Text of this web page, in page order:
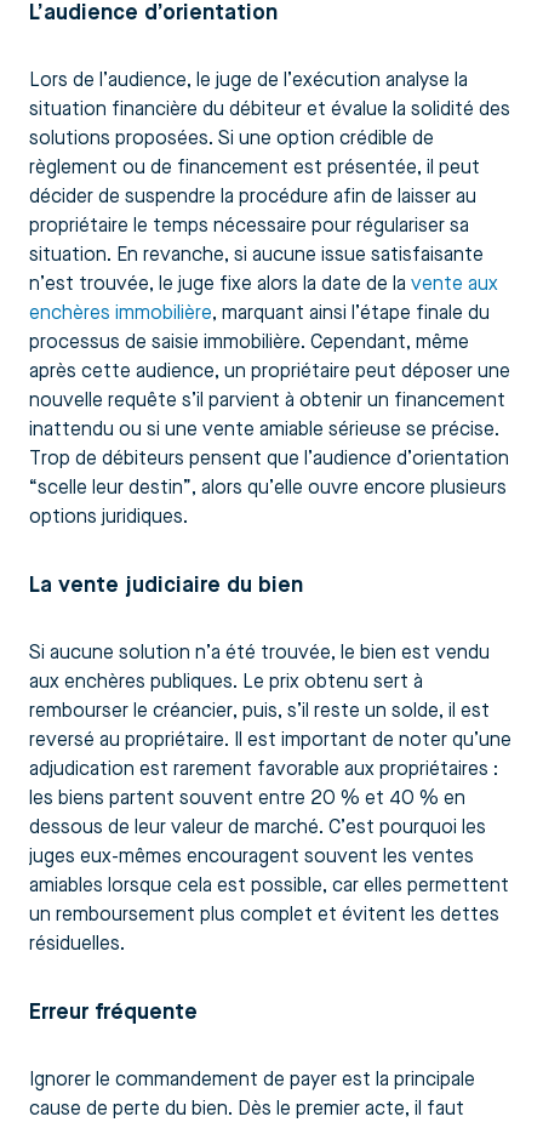
L’audience d’orientation
Lors de l’audience, le juge de l’exécution analyse la
situation financière du débiteur et évalue la solidité des
solutions proposées. Si une option crédible de
règlement ou de financement est présentée, il peut
décider de suspendre la procédure afin de laisser au
propriétaire le temps nécessaire pour régulariser sa
situation. En revanche, si aucune issue satisfaisante
n’est trouvée, le juge fixe alors la date de la vente aux
enchères immobilière, marquant ainsi l’étape finale du
processus de saisie immobilière. Cependant, même
après cette audience, un propriétaire peut déposer une
nouvelle requête s’il parvient à obtenir un financement
inattendu ou si une vente amiable sérieuse se précise.
Trop de débiteurs pensent que l’audience d’orientation
“scelle leur destin”, alors qu’elle ouvre encore plusieurs
options juridiques.
La vente judiciaire du bien
Si aucune solution n’a été trouvée, le bien est vendu
aux enchères publiques. Le prix obtenu sert à
rembourser le créancier, puis, s’il reste un solde, il est
reversé au propriétaire. Il est important de noter qu’une
adjudication est rarement favorable aux propriétaires :
les biens partent souvent entre 20 % et 40 % en
dessous de leur valeur de marché. C’est pourquoi les
juges eux-mêmes encouragent souvent les ventes
amiables lorsque cela est possible, car elles permettent
un remboursement plus complet et évitent les dettes
résiduelles.
Erreur fréquente
Ignorer le commandement de payer est la principale
cause de perte du bien. Dès le premier acte, il faut